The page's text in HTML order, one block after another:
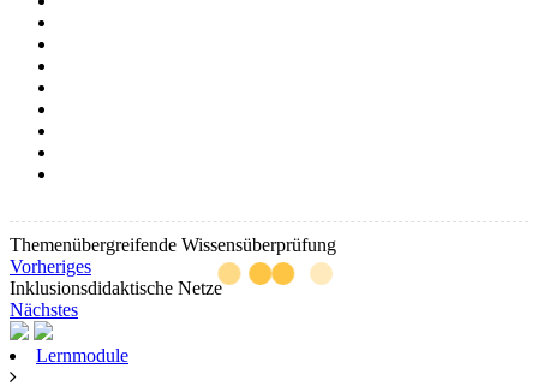
Themenübergreifende Wissensüberprüfung
Vorheriges
Inklusionsdidaktische Netze
Nächstes
Lernmodule